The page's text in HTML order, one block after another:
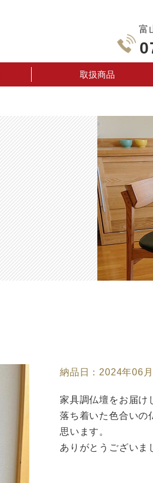
富
取扱商品
納品日：2024年06
家具調仏壇をお届け
落ち着いた色合いの
思います。
ありがとうございま